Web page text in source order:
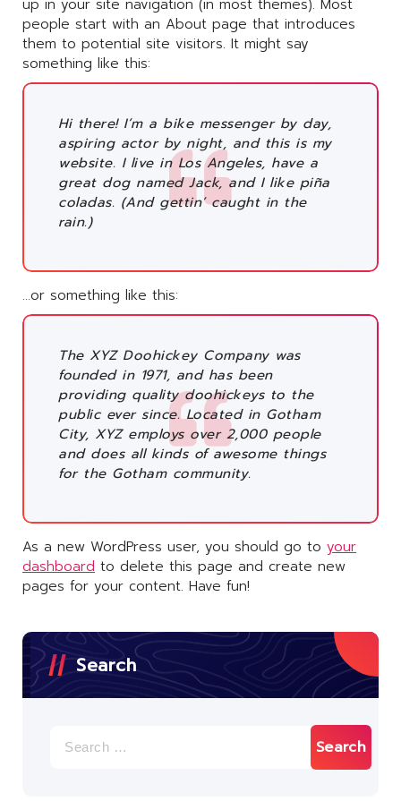
up in your site navigation (in most themes). Most
people start with an About page that introduces
them to potential site visitors. It might say
something like this:
Hi there! I’m a bike messenger by day,
aspiring actor by night, and this is my
website. I live in Los Angeles, have a
great dog named Jack, and I like piña
coladas. (And gettin’ caught in the
rain.)
…or something like this:
The XYZ Doohickey Company was
founded in 1971, and has been
providing quality doohickeys to the
public ever since. Located in Gotham
City, XYZ employs over 2,000 people
and does all kinds of awesome things
for the Gotham community.
As a new WordPress user, you should go to your
dashboard to delete this page and create new
pages for your content. Have fun!
Search
for: